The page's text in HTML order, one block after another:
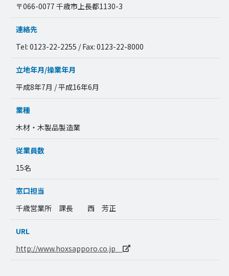
〒066-0077 千歳市上長都1130-3
連絡先
Tel: 0123-22-2255 / Fax: 0123-22-8000
立地年月/操業年月
平成8年7月 / 平成16年6月
業種
木材・木製品製造業
従業員数
15名
窓口担当
千歳営業所 課長 西 芳正
URL
http://www.hoxsapporo.co.jp